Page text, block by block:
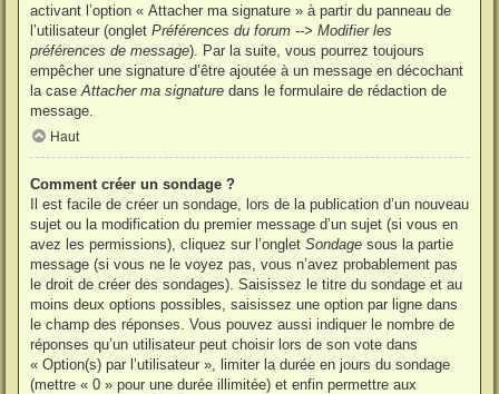
activant l’option « Attacher ma signature » à partir du panneau de
l’utilisateur (onglet Préférences du forum --> Modifier les
préférences de message). Par la suite, vous pourrez toujours
empêcher une signature d’être ajoutée à un message en décochant
la case Attacher ma signature dans le formulaire de rédaction de
message.
Haut
Comment créer un sondage ?
Il est facile de créer un sondage, lors de la publication d’un nouveau
sujet ou la modification du premier message d’un sujet (si vous en
avez les permissions), cliquez sur l’onglet Sondage sous la partie
message (si vous ne le voyez pas, vous n’avez probablement pas
le droit de créer des sondages). Saisissez le titre du sondage et au
moins deux options possibles, saisissez une option par ligne dans
le champ des réponses. Vous pouvez aussi indiquer le nombre de
réponses qu’un utilisateur peut choisir lors de son vote dans
« Option(s) par l’utilisateur », limiter la durée en jours du sondage
(mettre « 0 » pour une durée illimitée) et enfin permettre aux